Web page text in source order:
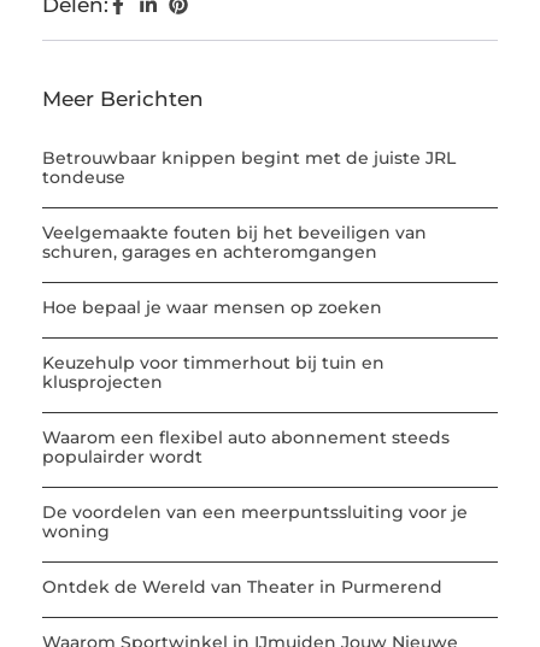
Delen:
Meer Berichten
Betrouwbaar knippen begint met de juiste JRL
tondeuse
Veelgemaakte fouten bij het beveiligen van
schuren, garages en achteromgangen
Hoe bepaal je waar mensen op zoeken
Keuzehulp voor timmerhout bij tuin en
klusprojecten
Waarom een flexibel auto abonnement steeds
populairder wordt
De voordelen van een meerpuntssluiting voor je
woning
Ontdek de Wereld van Theater in Purmerend
Waarom Sportwinkel in IJmuiden Jouw Nieuwe